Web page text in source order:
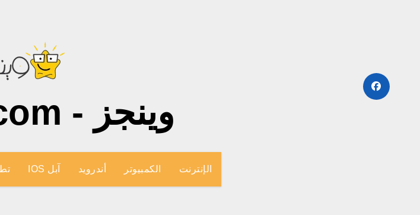
وينجز - wingiz.com
الإنترنت الكمبيوتر أندرويد آبل IOS